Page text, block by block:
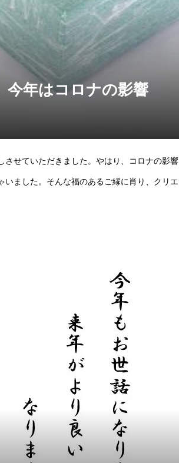
今年はコロナの影響
せていただきました。やはり、コロナの影響
ました。そんな福のあるご縁に肖り、クリエ